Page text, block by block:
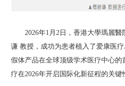
2026年1月2日，香港大學瑪麗
谦 教授，成功为患者植入了爱康医
假体产品在全球顶级学术医疗中心
疗在2026年开启国际化新征程的关键